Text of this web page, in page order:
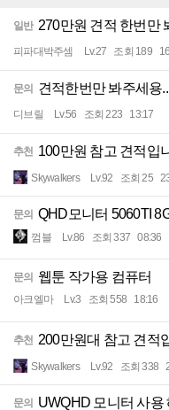
일반 270만원 견적 한번만
피파대박주셈 Lv.27 조회 189
문의 견적한번만 봐주세용..
디브릴 Lv.56 조회 223 13:17
추천 100만원 참고 견적입
Skywalkers Lv.92 조회 25
문의 QHD모니터 5060TI
껌블 Lv.86 조회 337 08:36
문의 웹툰 작가용 컴퓨터
아크엘마 Lv.3 조회 558 18:16
추천 200만원대 참고 견적
Skywalkers Lv.92 조회 338
문의 UWQHD 모니터 사용